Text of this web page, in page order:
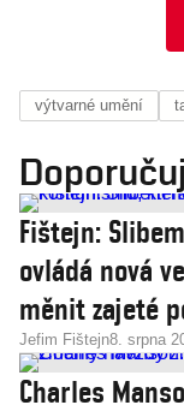
výtvarné umění
Fištejn:
ovládá nová
měnit zajeté
Jefim Fištejn8. srpna
Charles